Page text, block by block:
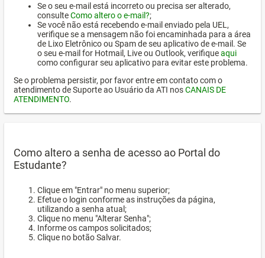
Se o seu e-mail está incorreto ou precisa ser alterado,
consulteComo altero o e-mail?;
Se você não está recebendo e-mail enviado pela UEL,
verifique se a mensagem não foi encaminhada para a área
de Lixo Eletrônico ou Spam de seu aplicativo de e-mail. Se
o seu e-mail for Hotmail, Live ou Outlook, verifiqueaqui
como configurar seu aplicativo para evitar este problema.
Se o problema persistir, por favor entre em contato com o
atendimento de Suporte ao Usuário da ATI nosCANAIS DE
ATENDIMENTO.
Como altero a senha de acesso ao Portal do
Estudante?
Clique em "Entrar" no menu superior;
Efetue o login conforme as instruções da página,
utilizando a senha atual;
Clique no menu "Alterar Senha";
Informe os campos solicitados;
Clique no botão Salvar.